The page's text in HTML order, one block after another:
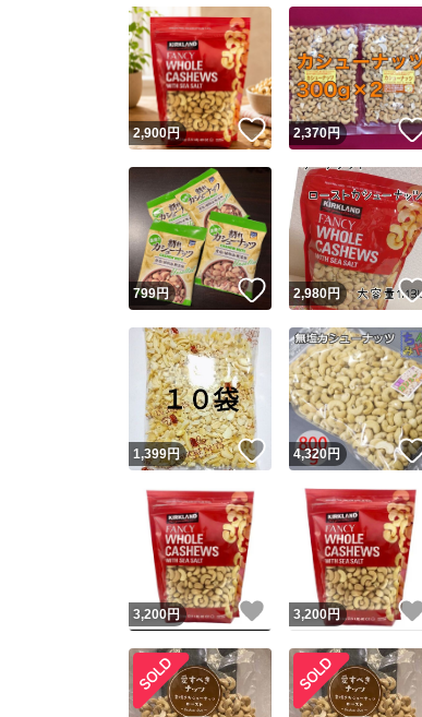
2,900円 いいね！
2,370円
799円 いいね！
2,980円
1,399円 いいね！
4,320円
3,200円 いいね！
3,200円